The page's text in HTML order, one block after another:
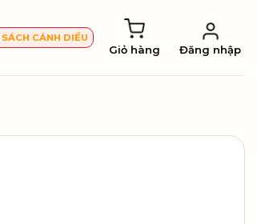
SÁCH CÁNH DIỀU
Giỏ hàng Đăng nhập